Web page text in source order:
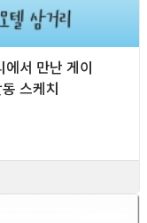
서 만난 게이
스케치